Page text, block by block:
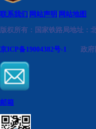
联系我们 网站声明 网站地图
版权所有：国家铁路局地址：
京ICP备19004382号-1 政府
邮箱